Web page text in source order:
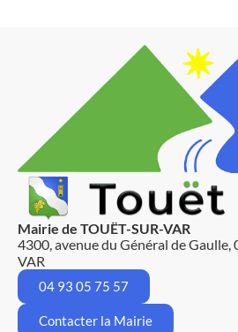
Mairie de TOUËT-SUR-VAR
4300, avenue du Général de Gaulle,
VAR
04 93 05 75 57
Contacter la Mairie